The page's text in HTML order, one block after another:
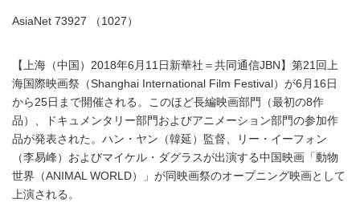
AsiaNet 73927 （1027）
【上海（中国）2018年6月11日新華社＝共同通信JBN】第21回上
海国際映画祭（Shanghai International Film Festival）が6月16日
から25日まで開催される。このほど長編映画部門（最初の8作
品）、ドキュメンタリー部門およびアニメーション部門の参加作
品が発表された。ハン・ヤン（韓延）監督、リー・イーフォン
（李易峰）およびマイケル・ダグラスが出演する中国映画「動物
世界（ANIMAL WORLD）」が同映画祭のオープニング映画として
上演される。